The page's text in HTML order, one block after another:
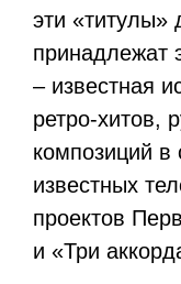
эти «титулы»
принадлежат
– известная
ретро-хитов,
композиций в
известных
проектов
и «Три